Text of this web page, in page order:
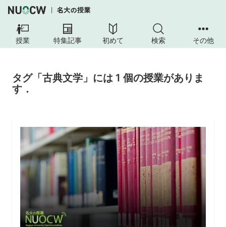
授業 特集記事 初めて 検索 その他
タグ「古典文学」には 1 個の授業がありま
す．